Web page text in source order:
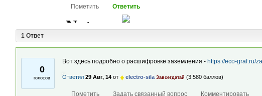
1 Ответ
0
голосов
Вот здесь подробно о расшифровке заземления - https://eco-graf.ru/
Ответил 29 Авг, 14 от ♦ electro-sila Завсегдатай (3,580 баллов)